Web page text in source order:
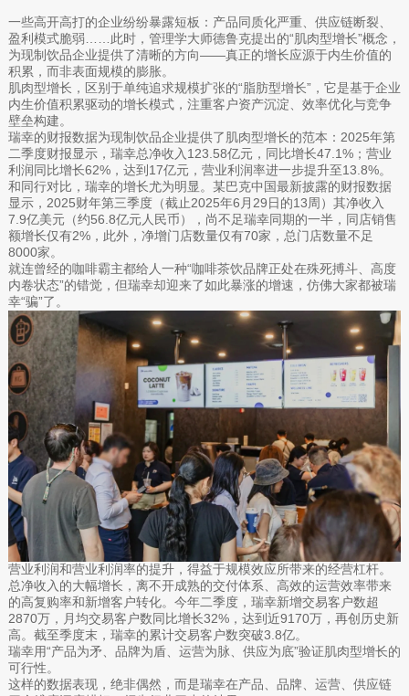
一些高开高打的企业纷纷暴露短板：产品同质化严重、供应链断裂、
盈利模式脆弱……此时，管理学大师德鲁克提出的“肌肉型增长”概念，
为现制饮品企业提供了清晰的方向——真正的增长应源于内生价值的
积累，而非表面规模的膨胀。
肌肉型增长，区别于单纯追求规模扩张的“脂肪型增长”，它是基于企业
内生价值积累驱动的增长模式，注重客户资产沉淀、效率优化与竞争
壁垒构建。
瑞幸的财报数据为现制饮品企业提供了肌肉型增长的范本：2025年第
二季度财报显示，瑞幸总净收入123.58亿元，同比增长47.1%；营业
利润同比增长62%，达到17亿元，营业利润率进一步提升至13.8%。
和同行对比，瑞幸的增长尤为明显。某巴克中国最新披露的财报数据
显示，2025财年第三季度（截止2025年6月29日的13周）其净收入
7.9亿美元（约56.8亿元人民币），尚不足瑞幸同期的一半，同店销售
额增长仅有2%，此外，净增门店数量仅有70家，总门店数量不足
8000家。
就连曾经的咖啡霸主都给人一种“咖啡茶饮品牌正处在殊死搏斗、高度
内卷状态”的错觉，但瑞幸却迎来了如此暴涨的增速，仿佛大家都被瑞
幸“骗”了。
营业利润和营业利润率的提升，得益于规模效应所带来的经营杠杆。
总净收入的大幅增长，离不开成熟的交付体系、高效的运营效率带来
的高复购率和新增客户转化。今年二季度，瑞幸新增交易客户数超
2870万，月均交易客户数同比增长32%，达到近9170万，再创历史新
高。截至季度末，瑞幸的累计交易客户数突破3.8亿。
瑞幸用“产品为矛、品牌为盾、运营为脉、供应为底”验证肌肉型增长的
可行性。
这样的数据表现，绝非偶然，而是瑞幸在产品、品牌、运营、供应链